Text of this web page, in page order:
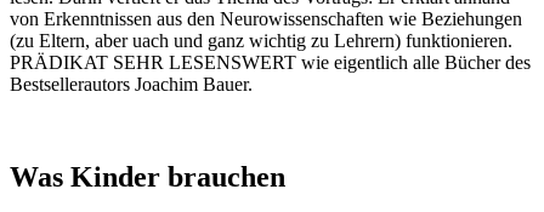
von Erkenntnissen aus den Neurowissenschaften wie Beziehungen
(zu Eltern, aber uach und ganz wichtig zu Lehrern) funktionieren.
PRÄDIKAT SEHR LESENSWERT wie eigentlich alle Bücher des
Bestsellerautors Joachim Bauer.
Was Kinder brauchen